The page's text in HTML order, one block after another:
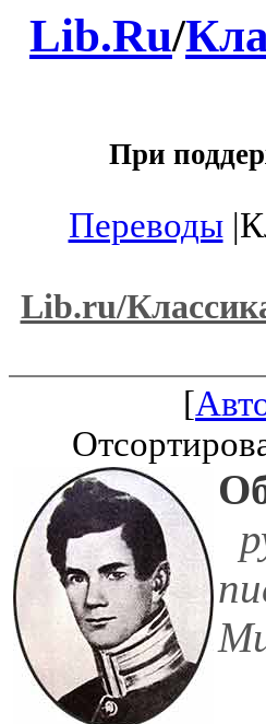
Lib.Ru/
При
Переводы
Lib.ru/
[